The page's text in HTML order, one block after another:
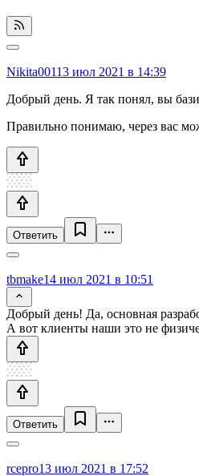
Nikita00113 июл 2021 в 14:39
Добрый день. Я так понял, вы
Правильно понимаю, через вас
Ответить
tbmake14 июл 2021 в 10:51
Добрый день! Да, основная
А вот клиенты наши это не
Ответить
rcepro13 июл 2021 в 17:52